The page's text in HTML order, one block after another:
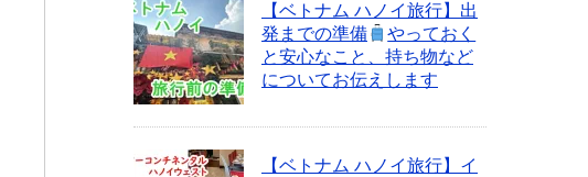
【ベトナム ハノイ旅行】出
発までの準備
やっておく
と安心なこと、持ち物など
についてお伝えします
【ベトナム ハノイ旅行】イ